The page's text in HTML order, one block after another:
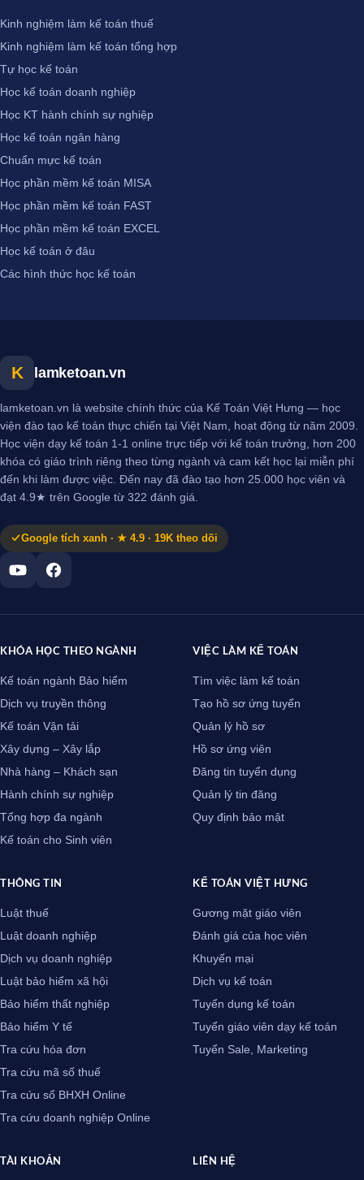
Kinh nghiệm làm kế toán thuế
Kinh nghiệm làm kế toán tổng hợp
Tự học kế toán
Học kế toán doanh nghiệp
Học KT hành chính sự nghiệp
Học kế toán ngân hàng
Chuẩn mực kế toán
Học phần mềm kế toán MISA
Học phần mềm kế toán FAST
Học phần mềm kế toán EXCEL
Học kế toán ở đâu
Các hình thức học kế toán
K lamketoan.vn
lamketoan.vn là website chính thức của Kế Toán Việt Hưng — học
viện đào tạo kế toán thực chiến tại Việt Nam, hoạt động từ năm 2009.
Học viện dạy kế toán 1-1 online trực tiếp với kế toán trưởng, hơn 200
khóa có giáo trình riêng theo từng ngành và cam kết học lại miễn phí
đến khi làm được việc. Đến nay đã đào tạo hơn 25.000 học viên và
đạt 4.9★ trên Google từ 322 đánh giá.
Google tích xanh · ★ 4.9 · 19K theo dõi
KHÓA HỌC THEO NGÀNH
Kế toán ngành Bảo hiểm
Dịch vụ truyền thông
Kế toán Vận tải
Xây dựng – Xây lắp
Nhà hàng – Khách sạn
Hành chính sự nghiệp
Tổng hợp đa ngành
Kế toán cho Sinh viên
VIỆC LÀM KẾ TOÁN
Tìm việc làm kế toán
Tạo hồ sơ ứng tuyển
Quản lý hồ sơ
Hồ sơ ứng viên
Đăng tin tuyển dụng
Quản lý tin đăng
Quy định bảo mật
THÔNG TIN
Luật thuế
Luật doanh nghiệp
Dịch vụ doanh nghiệp
Luật bảo hiểm xã hội
Bảo hiểm thất nghiệp
Bảo hiểm Y tế
Tra cứu hóa đơn
Tra cứu mã số thuế
Tra cứu sổ BHXH Online
Tra cứu doanh nghiệp Online
KẾ TOÁN VIỆT HƯNG
Gương mặt giáo viên
Đánh giá của học viên
Khuyến mại
Dịch vụ kế toán
Tuyển dụng kế toán
Tuyển giáo viên dạy kế toán
Tuyển Sale, Marketing
TÀI KHOẢN LIÊN HỆ